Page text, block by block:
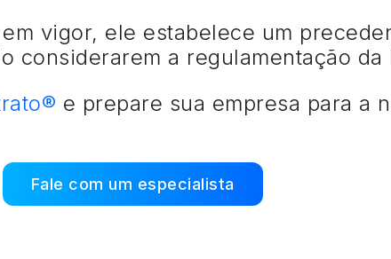
vigor, ele estabelece um
considerarem a regulamentação da
e prepare sua empresa para a
Fale com um especialista